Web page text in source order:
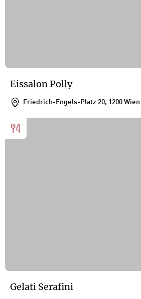
Eissalon Polly
Friedrich-Engels-Platz 20, 1200 Wien
Gelati Serafini